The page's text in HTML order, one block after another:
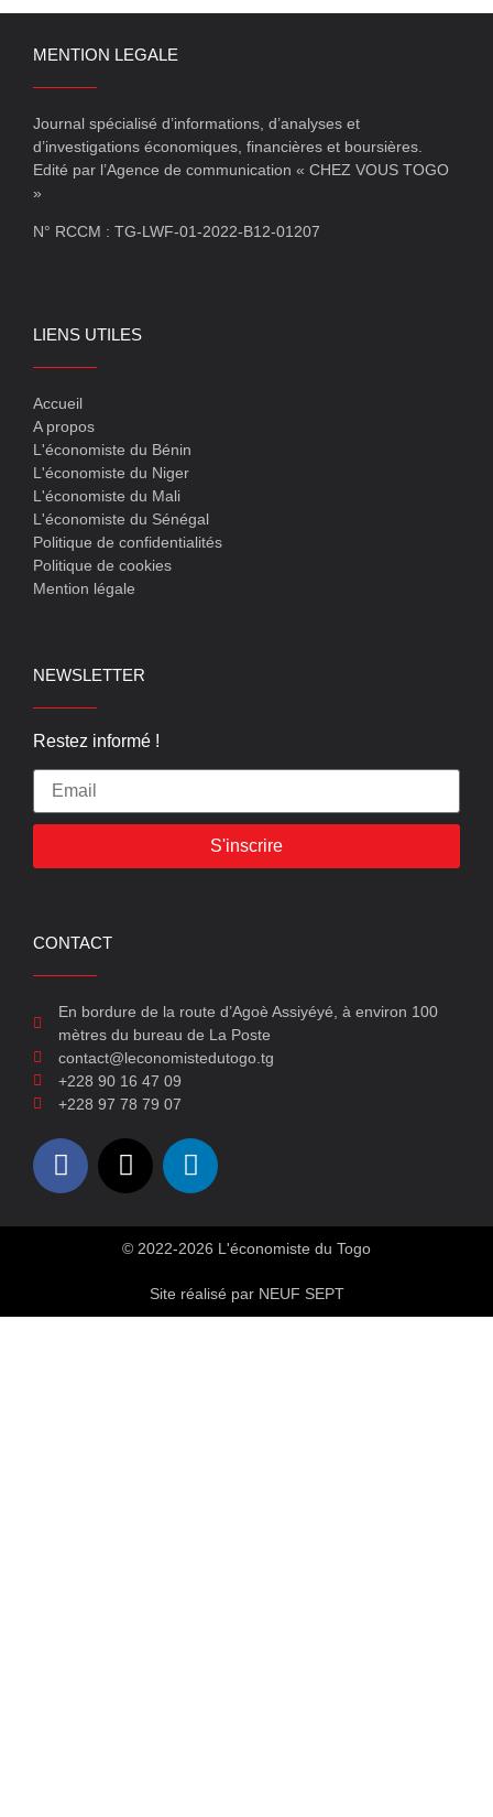
MENTION LEGALE
Journal spécialisé d’informations, d’analyses et
d’investigations économiques, financières et boursières.
Edité par l’Agence de communication « CHEZ VOUS TOGO
»
N° RCCM : TG-LWF-01-2022-B12-01207
LIENS UTILES
Accueil
A propos
L'économiste du Bénin
L'économiste du Niger
L'économiste du Mali
L'économiste du Sénégal
Politique de confidentialités
Politique de cookies
Mention légale
NEWSLETTER
Restez informé !
S'inscrire
CONTACT
En bordure de la route d’Agoè Assiyéyé, à environ 100
mètres du bureau de La Poste
contact@leconomistedutogo.tg
+228 90 16 47 09
+228 97 78 79 07
© 2022-2026 L'économiste du Togo
Site réalisé par NEUF SEPT